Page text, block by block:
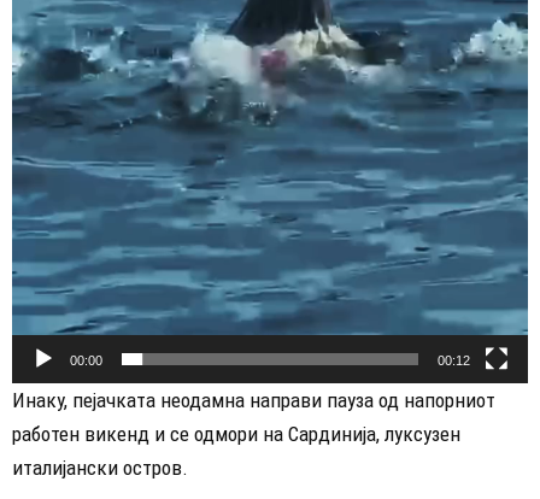
00:00 00:12
Инаку, пејачката неодамна направи пауза од напорниот
работен викенд и се одмори на Сардинија, луксузен
италијански остров.